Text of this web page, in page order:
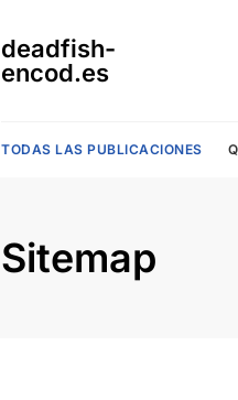
deadfish-
encod.es
TODAS LAS PUBLICACIONES
Sitemap